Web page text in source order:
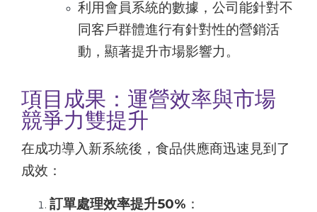
利用會員系統的數據，公司能針對不
同客戶群體進行有針對性的營銷活
動，顯著提升市場影響力。
項目成果：運營效率與市場
競爭力雙提升
在成功導入新系統後，食品供應商迅速見到了
成效：
訂單處理效率提升50% ：